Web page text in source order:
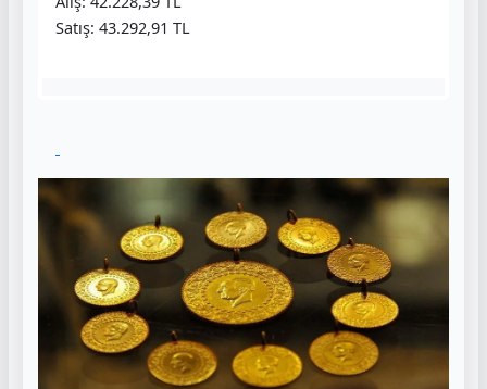
Satış: 43.292,91 TL